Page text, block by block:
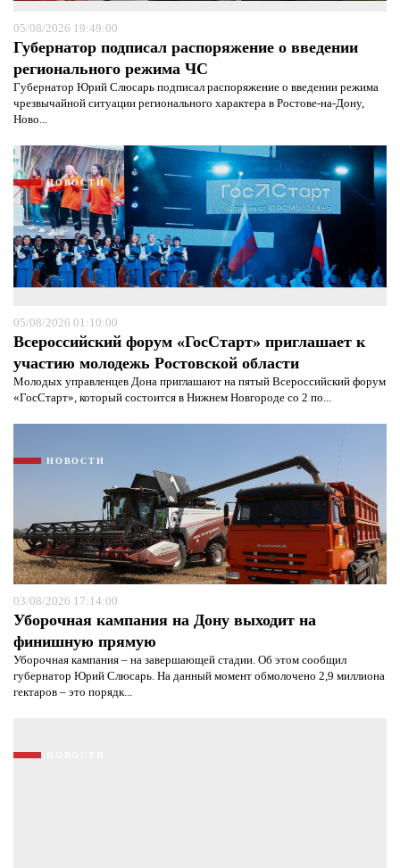
05/08/2026 19:49:00
Губернатор подписал распоряжение о введении
регионального режима ЧС
Губернатор Юрий Слюсарь подписал распоряжение о введении режима
чрезвычайной ситуации регионального характера в Ростове-на-Дону,
Ново...
НОВОСТИ
05/08/2026 01:10:00
Всероссийский форум «ГосСтарт» приглашает к
участию молодежь Ростовской области
Молодых управленцев Дона приглашают на пятый Всероссийский форум
«ГосСтарт», который состоится в Нижнем Новгороде со 2 по...
НОВОСТИ
03/08/2026 17:14:00
Уборочная кампания на Дону выходит на
финишную прямую
Уборочная кампания – на завершающей стадии. Об этом сообщил
губернатор Юрий Слюсарь. На данный момент обмолочено 2,9 миллиона
гектаров – это порядк...
Я согласен с
защиты информации*
Я согласен сполитикой конфиденциальности и
защиты информации*